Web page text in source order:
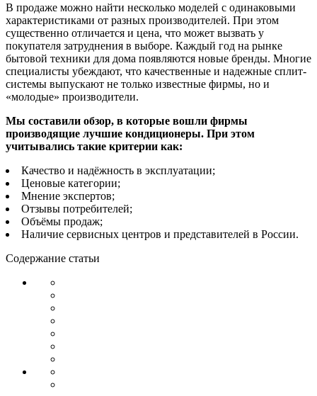
В продаже можно найти несколько моделей с одинаковыми
характеристиками от разных производителей. При этом
существенно отличается и цена, что может вызвать у
покупателя затруднения в выборе. Каждый год на рынке
бытовой техники для дома появляются новые бренды. Многие
специалисты убеждают, что качественные и надежные сплит-
системы выпускают не только известные фирмы, но и
«молодые» производители.
Мы составили обзор, в которые вошли фирмы
производящие лучшие кондиционеры. При этом
учитывались такие критерии как:
Качество и надёжность в эксплуатации;
Ценовые категории;
Мнение экспертов;
Отзывы потребителей;
Объёмы продаж;
Наличие сервисных центров и представителей в России.
Содержание статьи